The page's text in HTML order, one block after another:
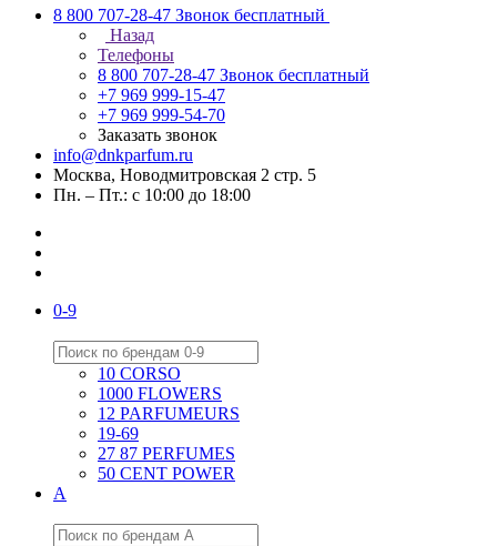
8 800 707-28-47 Звонок бесплатный
Назад
Телефоны
8 800 707-28-47 Звонок бесплатный
+7 969 999-15-47
+7 969 999-54-70
Заказать звонок
info@dnkparfum.ru
Москва, Новодмитровская 2 стр. 5
Пн. – Пт.: с 10:00 до 18:00
0-9
10 CORSO
1000 FLOWERS
12 PARFUMEURS
19-69
27 87 PERFUMES
50 CENT POWER
A